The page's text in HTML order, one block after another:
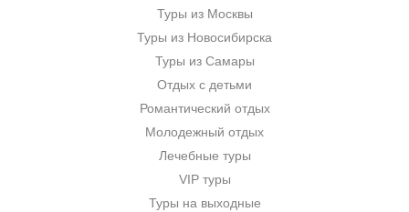
Туры из Москвы
Туры из Новосибирска
Туры из Самары
Отдых с детьми
Романтический отдых
Молодежный отдых
Лечебные туры
VIP туры
Туры на выходные